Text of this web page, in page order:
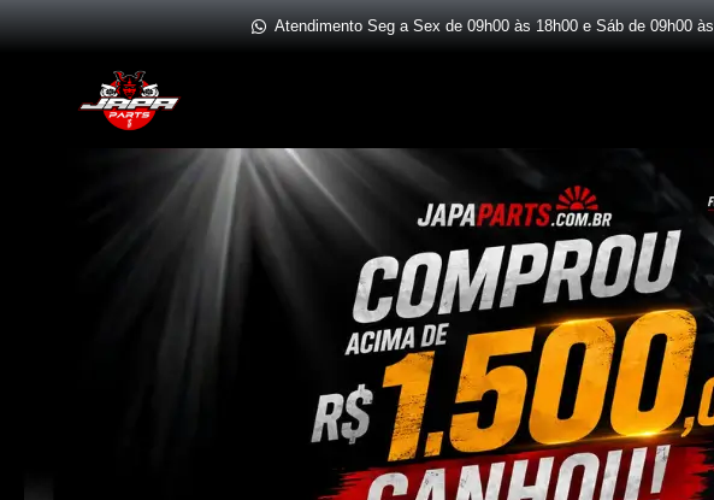
Ir
Atendimento Seg a Sex de 09h00 às 18h00 e Sáb de 09h00